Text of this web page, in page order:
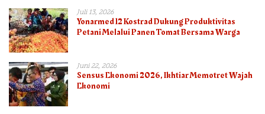
Juli 13, 2026
Yonarmed 12 Kostrad Dukung Produktivitas
Petani Melalui Panen Tomat Bersama Warga
Juni 22, 2026
Sensus Ekonomi 2026, Ikhtiar Memotret Wajah
Ekonomi